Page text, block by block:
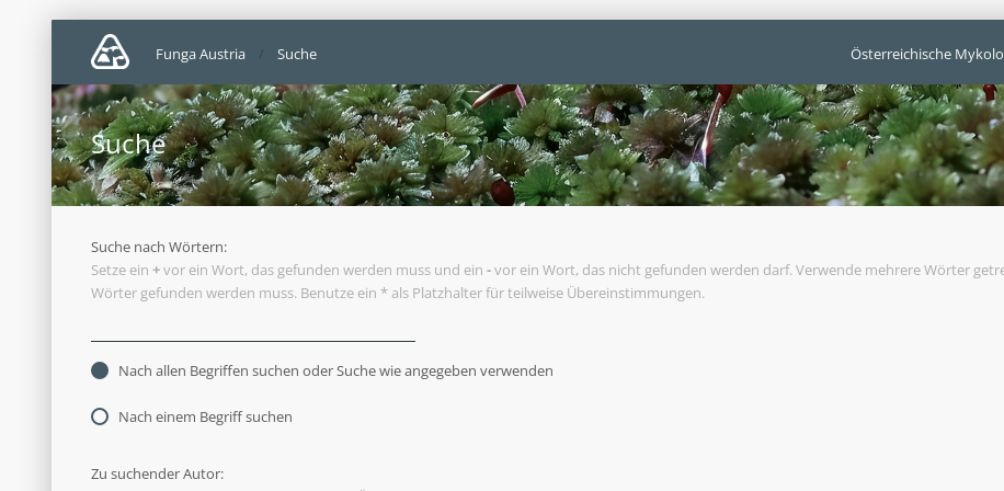
Österreichische
Funga Austria Suche
Suche
Suche nach Wörtern:
Setze ein +vor ein Wort, das gefunden werden muss und ein -vor ein Wort, das nicht gefunden werden darf. Verwende mehrere Wörter
Wörter gefunden werden muss. Benutze ein * als Platzhalter für teilweise Übereinstimmungen.
Nach allen Begriffen suchen oder Suche wie angegeben verwenden
Nach einem Begriff suchen
Zu suchender Autor: